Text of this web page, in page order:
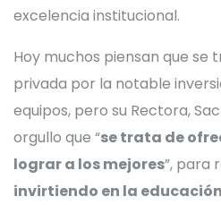
excelencia institucional.
Hoy muchos piensan que se
privada por la notable
equipos, pero su Rectora,
orgullo que “se trata de
lograr a los mejores”, para
invirtiendo en la